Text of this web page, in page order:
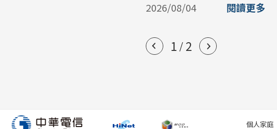
2026/08/04
閱讀更多
1 / 2
個人家庭